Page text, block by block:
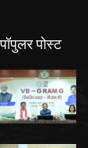
पॉपुलर पोस्ट